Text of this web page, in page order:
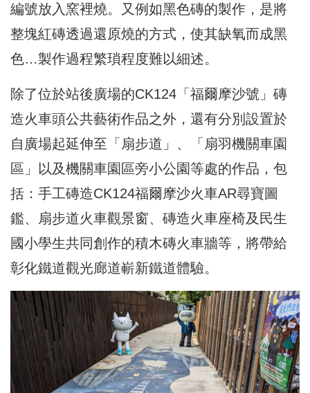
編號放入窯裡燒。又例如黑色磚的製作，是將
整塊紅磚透過還原燒的方式，使其缺氧而成黑
色…製作過程繁瑣程度難以細述。
除了位於站後廣場的CK124「福爾摩沙號」磚
造火車頭公共藝術作品之外，還有分別設置於
自廣場起延伸至「扇步道」、「扇羽機關車園
區」以及機關車園區旁小公園等處的作品，包
括：手工磚造CK124福爾摩沙火車AR尋寶圖
鑑、扇步道火車觀景窗、磚造火車座椅及民生
國小學生共同創作的積木磚火車牆等，將帶給
彰化鐵道觀光廊道嶄新鐵道體驗。